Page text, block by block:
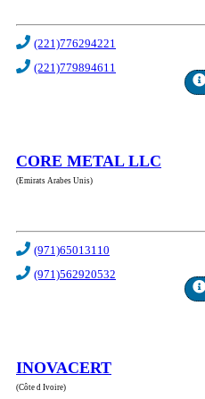
(221)776294221
(221)779894611
CORE METAL LLC
(Emirats Arabes Unis)
(971)65013110
(971)562920532
INOVACERT
(Côte d Ivoire)